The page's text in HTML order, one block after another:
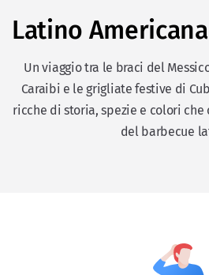
Latino
Un viaggio tra le braci del
Caraibi e le grigliate festive di
ricche di storia, spezie e colori che
del barbecue